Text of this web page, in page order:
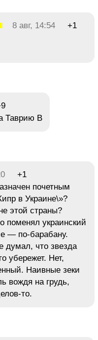
8 авг, 14:54 +1
Таврию В
+1
почетным
в Украине\»?
этой страны?
поменял украинский
— по-барабану.
думал, что звезда
убережет. Нет,
Наивные зеки
вождя на грудь,
то.